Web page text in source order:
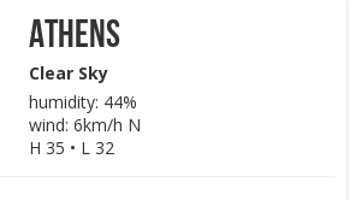
Athens
Clear Sky
humidity: 44%
wind: 6km/h N
H 35 • L 32